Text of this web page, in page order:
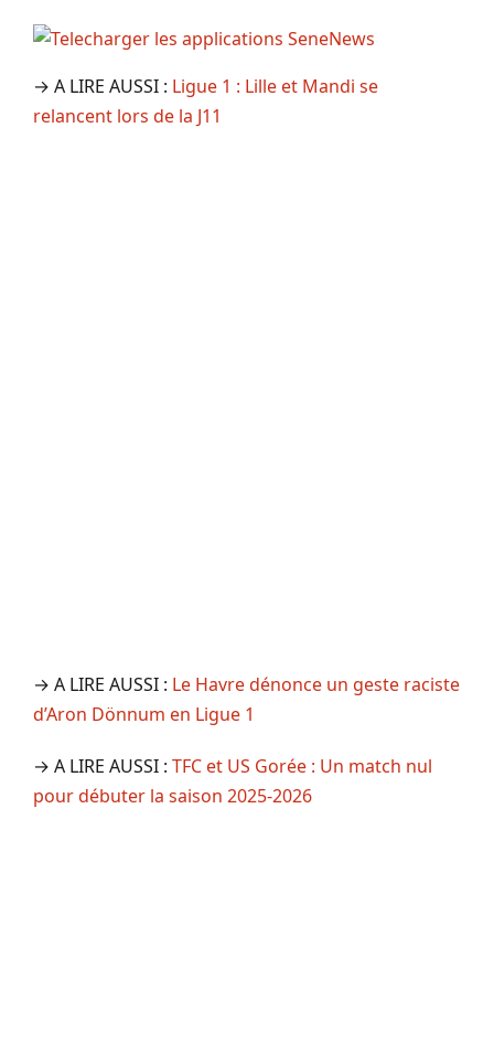
→ A LIRE AUSSI : Ligue 1 : Lille et Mandi se
relancent lors de la J11
→ A LIRE AUSSI : Le Havre dénonce un geste raciste
d’Aron Dönnum en Ligue 1
→ A LIRE AUSSI : TFC et US Gorée : Un match nul
pour débuter la saison 2025-2026